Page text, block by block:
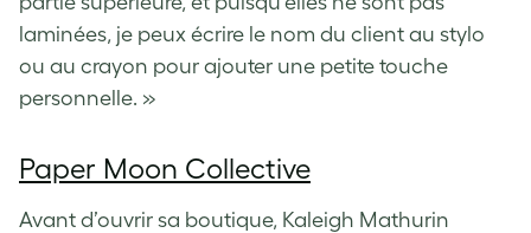
laminées, je peux écrire le nom du client au stylo
ou au crayon pour ajouter une petite touche
personnelle. »
Paper Moon Collective
Avant d’ouvrir sa boutique, Kaleigh Mathurin